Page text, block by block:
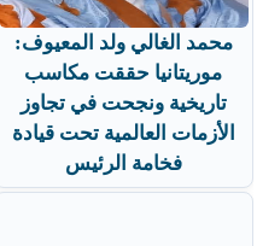
محمد الغالي ولد المعيوف:
موريتانيا حققت مكاسب
تاريخية ونجحت في تجاوز
الأزمات العالمية تحت قيادة
فخامة الرئيس